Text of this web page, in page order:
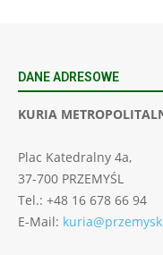
DANE ADRESOWE
KURIA
Plac Katedralny 4a,
37-700 PRZEMYŚL
Tel.: +48 16 678 66 94
E-Mail: